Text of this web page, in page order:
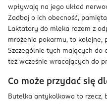
wpływają na jego układ
Zadbaj o ich obecność,
Laktatory do mleka razem z
mrożenia pokarmu, to kolejne,
Szczególnie tych mających do
też wcześnie wracających do
Co może przydać się
Butelka antykolkowa to rzecz,